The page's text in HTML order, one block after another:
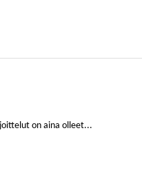
on aina olleet...